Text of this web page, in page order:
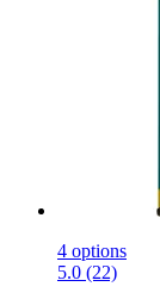
4 options
5.0 (22)